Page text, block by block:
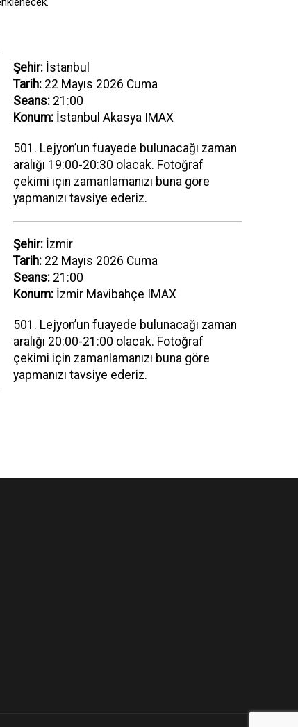
Şehir: İstanbul
Tarih: 22 Mayıs 2026 Cuma
Seans: 21:00
Konum: İstanbul Akasya IMAX
501. Lejyon’un fuayede bulunacağı zaman
aralığı 19:00-20:30 olacak. Fotoğraf
çekimi için zamanlamanızı buna göre
yapmanızı tavsiye ederiz.
Şehir: İzmir
Tarih: 22 Mayıs 2026 Cuma
Seans: 21:00
Konum: İzmir Mavibahçe IMAX
501. Lejyon’un fuayede bulunacağı zaman
aralığı 20:00-21:00 olacak. Fotoğraf
çekimi için zamanlamanızı buna göre
yapmanızı tavsiye ederiz.